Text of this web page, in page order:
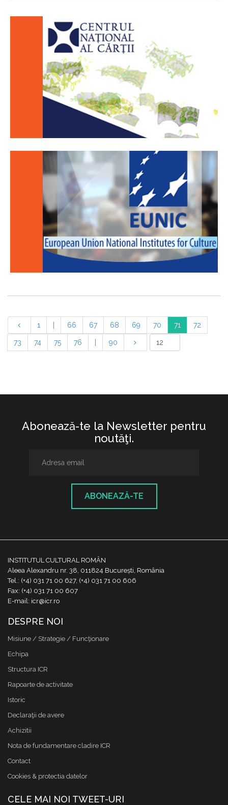
1 66 67 68 69 70 71 72
73 74 75 76 90
Abonează-te la Newsletter pentru
noutăţi.
ABONEAZĂ-TE
INSTITUTUL CULTURAL ROMÂN
Aleea Alexandru nr. 38, 011824 București, România
Tel.: (+4) 031 71 00 627, (+4) 031 71 00 606
Fax: (+4) 031 71 00 607
E-mail: icr@icr.ro
DESPRE NOI
Misiune / Strategie / Funcţionare
Echipa
Structura ICR
Rapoarte de activitate
Istoric
Declaraţii de avere
Achizitii
Nota de fundamentare cladire ICR
Contact
Cookies & protectia datelor
CELE MAI NOI TWEET-URI